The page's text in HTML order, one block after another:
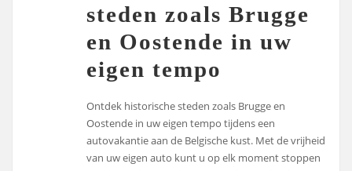
steden zoals Brugge
en Oostende in uw
eigen tempo
Ontdek historische steden zoals Brugge en
Oostende in uw eigen tempo tijdens een
autovakantie aan de Belgische kust. Met de vrijheid
van uw eigen auto kunt u op elk moment stoppen